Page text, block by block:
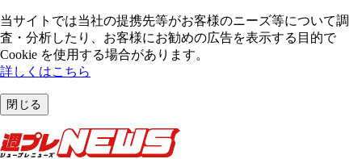
当サイトでは当社の提携先等がお客様のニーズ等について調
査・分析したり、お客様にお勧めの広告を表⽰する⽬的で
Cookie を使⽤する場合があります。
詳しくはこちら
閉じる